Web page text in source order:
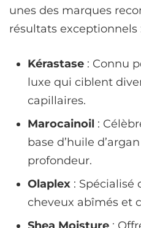
unes des marques
résultats exceptionnels
Kérastase : Connu
luxe qui ciblent
capillaires.
Marocainoil :
base d’huile
profondeur.
Olaplex : Spécialisé
cheveux abîmés et